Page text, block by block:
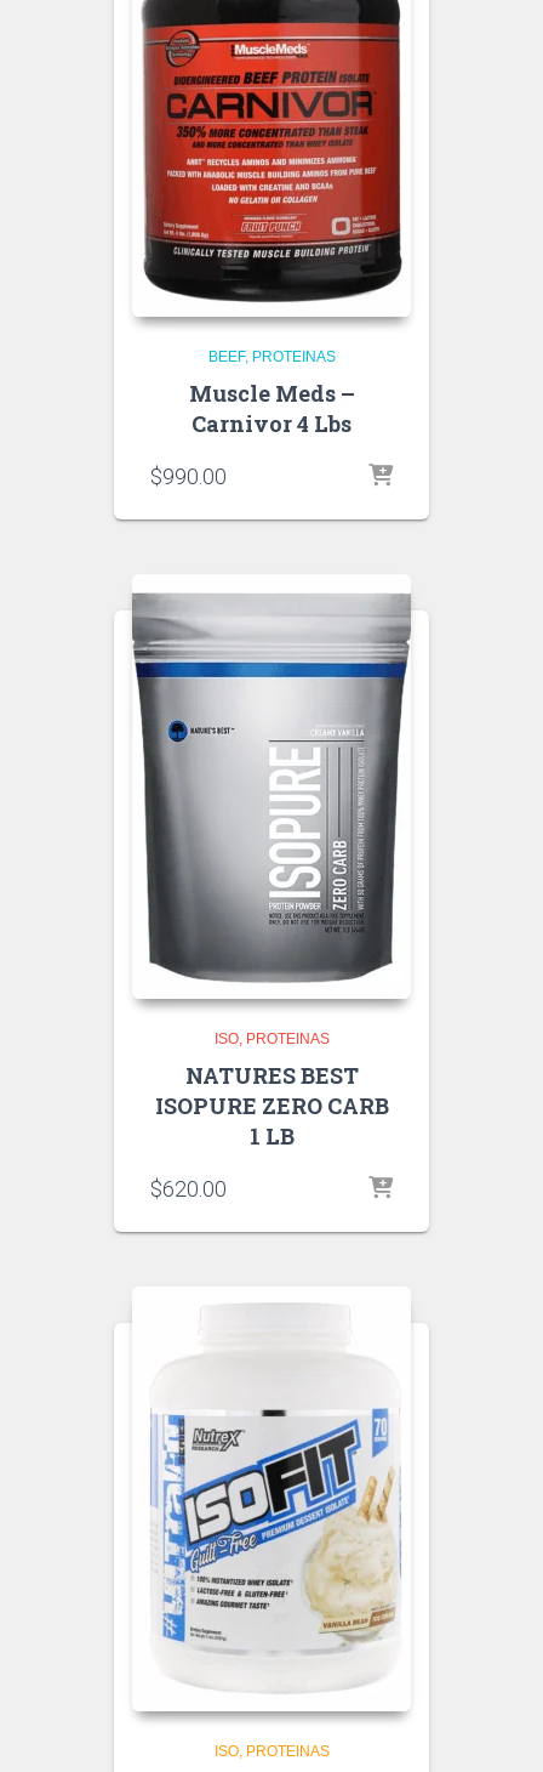
BEEF PROTEINAS
Muscle Meds –
Carnivor 4 Lbs
$990.00
ISO PROTEINAS
NATURES BEST
ISOPURE ZERO CARB
1 LB
$620.00
ISO PROTEINAS